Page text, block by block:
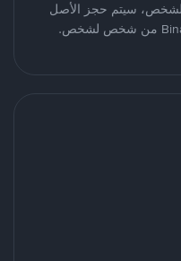
سيتم حجز الأصل